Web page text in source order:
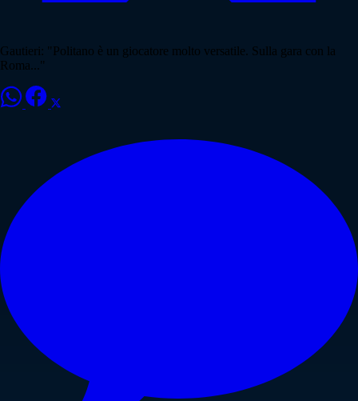
Gautieri: "Politano è un giocatore molto versatile. Sulla gara con la
Roma..."